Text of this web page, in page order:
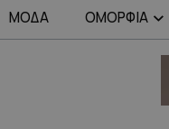
ΜΟΔΑ ΟΜΟΡΦΙΑ